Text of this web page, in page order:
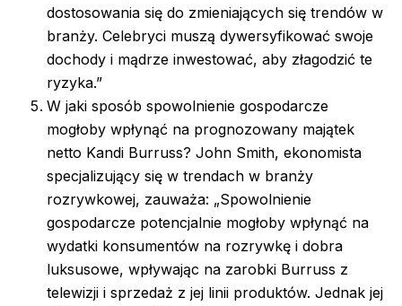
dostosowania się do zmieniających się trendów w
branży. Celebryci muszą dywersyfikować swoje
dochody i mądrze inwestować, aby złagodzić te
ryzyka.”
W jaki sposób spowolnienie gospodarcze
mogłoby wpłynąć na prognozowany majątek
netto Kandi Burruss? John Smith, ekonomista
specjalizujący się w trendach w branży
rozrywkowej, zauważa: „Spowolnienie
gospodarcze potencjalnie mogłoby wpłynąć na
wydatki konsumentów na rozrywkę i dobra
luksusowe, wpływając na zarobki Burruss z
telewizji i sprzedaż z jej linii produktów. Jednak jej